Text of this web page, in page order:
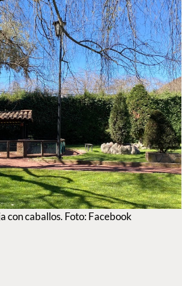
con caballos. Foto: Facebook